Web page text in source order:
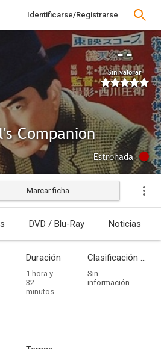
Identificarse/Registrarse
--
Sin valorar
Companion
Estrenada
Marcar ficha
DVD / Blu-Ray Noticias
Duración
1 hora y
32
minutos
Clasificación por edades
Sin
información